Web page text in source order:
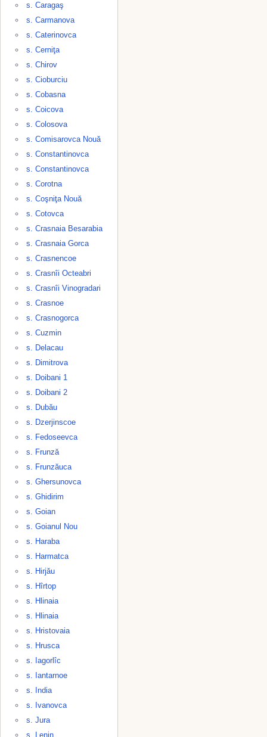
s. Caragaş
s. Carmanova
s. Caterinovca
s. Cerniţa
s. Chirov
s. Cioburciu
s. Cobasna
s. Coicova
s. Colosova
s. Comisarovca Nouă
s. Constantinovca
s. Constantinovca
s. Corotna
s. Coşniţa Nouă
s. Cotovca
s. Crasnaia Besarabia
s. Crasnaia Gorca
s. Crasnencoe
s. Crasnîi Octeabri
s. Crasnîi Vinogradari
s. Crasnoe
s. Crasnogorca
s. Cuzmin
s. Delacau
s. Dimitrova
s. Doibani 1
s. Doibani 2
s. Dubău
s. Dzerjinscoe
s. Fedoseevca
s. Frunză
s. Frunzăuca
s. Ghersunovca
s. Ghidirim
s. Goian
s. Goianul Nou
s. Haraba
s. Harmatca
s. Hirjău
s. Hîrtop
s. Hlinaia
s. Hlinaia
s. Hristovaia
s. Hrusca
s. Iagorlîc
s. Iantarnoe
s. India
s. Ivanovca
s. Jura
s. Lenin